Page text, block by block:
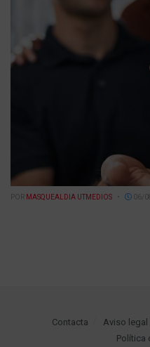
POR MASQUEALDIA UTMEDIOS 06/
Contacta Aviso legal
Política